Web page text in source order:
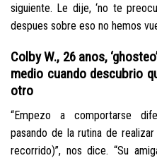
siguiente. Le dije, ‘no te
despues sobre eso no hemos
Colby W., 26 anos,
medio cuando descubrio
otro
“Empezo a comportarse
pasando de la rutina de
recorrido)”, nos dice. “Su